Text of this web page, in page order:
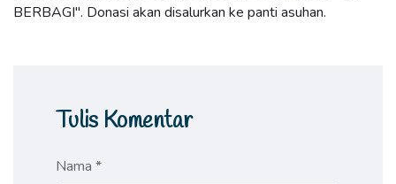
BERBAGI". Donasi akan disalurkan ke panti asuhan.
Tulis Komentar
Nama *